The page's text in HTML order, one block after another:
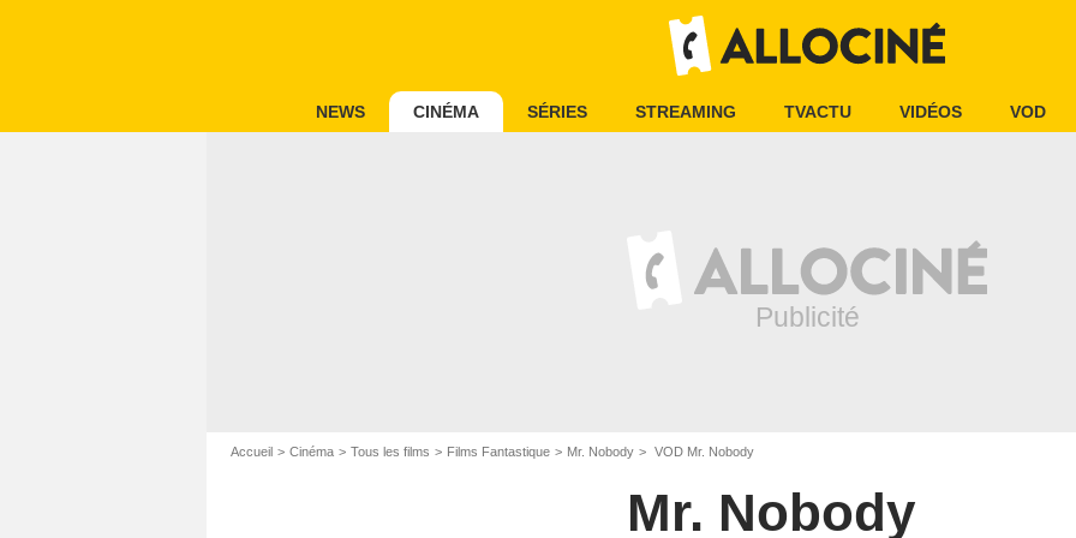
NEWS CINÉMA SÉRIES STREAMING TVACTU VIDÉOS VOD
Accueil Cinéma Tous les films Films Fantastique Mr. Nobody VOD Mr. Nobody
Mr. Nobody